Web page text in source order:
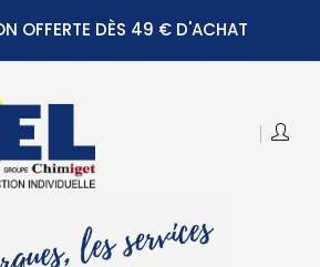
OFFERTE DÈS 49 € D'ACHAT